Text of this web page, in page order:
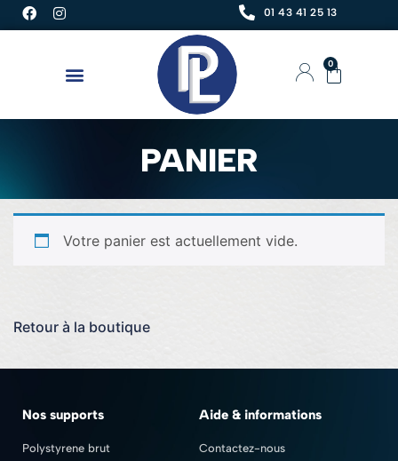
01 43 41 25 13
0
PANIER
Votre panier est actuellement vide.
Retour à la boutique
Nos supports
Polystyrene brut
Aide & informations
Contactez-nous